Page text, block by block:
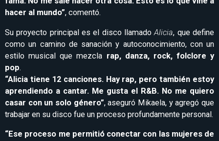
hacer al mundo”, comentó.
Su proyecto principal es el disco llamadoAlicia, que define
como un camino de sanación y autoconocimiento, con un
estilo musical que mezcla rap, danza, rock, folclore y
pop.
“Alicia tiene 12 canciones. Hay rap, pero también estoy
aprendiendo a cantar. Me gusta el R&B. No me quiero
casar con un solo género”, aseguró Mikaela, y agregó que
trabajar en su disco fue un proceso profundamente personal.
“Ese proceso me permitió conectar con las mujeres de